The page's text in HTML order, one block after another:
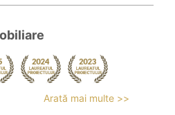
Arată mai multe >>